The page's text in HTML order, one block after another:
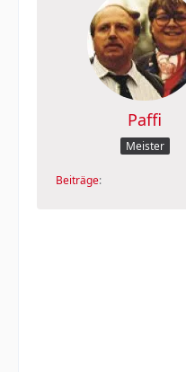
Paffi
Meister
Beiträge